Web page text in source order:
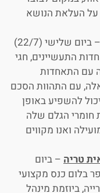
על העלאת הנושא
– ביום שלישי (22/7)
התעשיינים, חגי
עם התאחדות
עם התהוות הסכם
להשפיע באופן
חומרי הגלם שלה
ואנו מקווים
טריה – ביום
בכפר בלום כנס מקצועי
ביוזמת מינהל